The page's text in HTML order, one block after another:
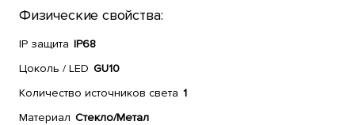
Физические свойства:
IP защита IP68
Цоколь / LED GU10
Количество источников света 1
Материал Стекло/Метал